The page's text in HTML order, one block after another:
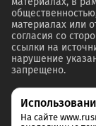
материалах или
согласия со
ссылки на
нарушение
запрещено.
На сайте